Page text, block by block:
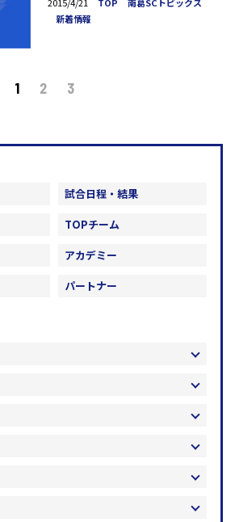
新着情報
1 2 3
試合日程・結果
TOPチーム
アカデミー
パートナー